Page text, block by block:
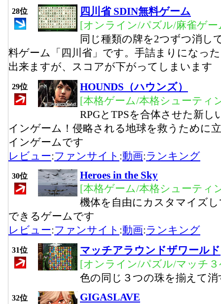
28位
四川省 SDIN無料ゲーム
[オンライン/パズル/麻雀ゲー
同じ種類の牌を2つずつ消し
料ゲーム「四川省」です。手詰まりになっ
出来ますが、スコアが下がってしまいます
29位
HOUNDS（ハウンズ）
[本格ゲーム/本格シューティ
RPGとTPSを合体させた新し
インゲーム！侵略される地球を救うために
インゲームです
レビュー:ファンサイト :動画:ランキング
30位
Heroes in the Sky
[本格ゲーム/本格シューティ
機体を自由にカスタマイズ
できるゲームです
レビュー:ファンサイト :動画:ランキング
31位
マッチアラウンドザワールド
[オンライン/パズル/マッチ
色の同じ３つの珠を揃えて
32位
GIGASLAVE